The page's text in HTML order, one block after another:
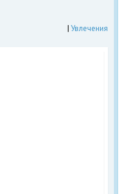
Увлечения